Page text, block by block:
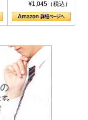
¥1,045（税込）